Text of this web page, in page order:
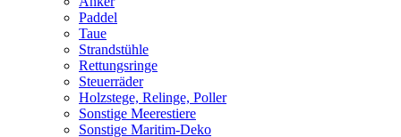
Paddel
Taue
Strandstühle
Rettungsringe
Steuerräder
Holzstege, Relinge, Poller
Sonstige Meerestiere
Sonstige Maritim-Deko